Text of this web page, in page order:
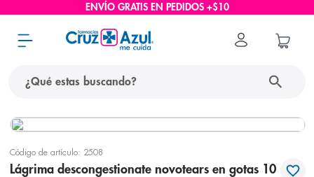
ENVÍO GRATIS EN PEDIDOS +$10
Código de artículo: 2508
Lágrima descongestionate novotears en gotas 10
términos más buscados
1 . protector solar